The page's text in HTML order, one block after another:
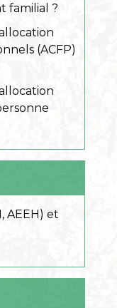
familial ?
(ACFP)
AEEH) et